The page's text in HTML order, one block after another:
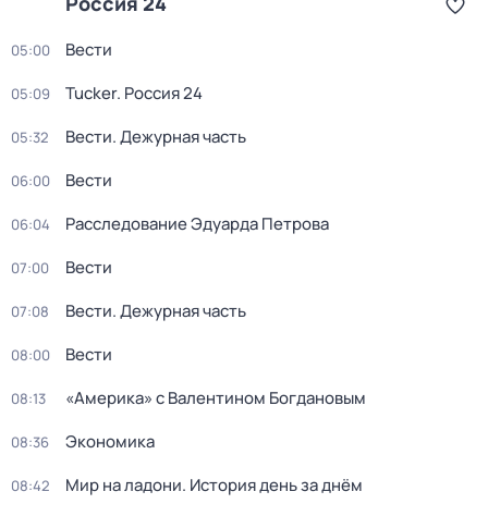
05:00 Вести
05:09 Tucker. Россия 24
05:32 Вести. Дежурная часть
06:00 Вести
06:04 Расследование Эдуарда Петрова
07:00 Вести
07:08 Вести. Дежурная часть
08:00 Вести
08:13 «Америка» с Валентином Богдановым
08:36 Экономика
08:42 Мир на ладони. История день за днём